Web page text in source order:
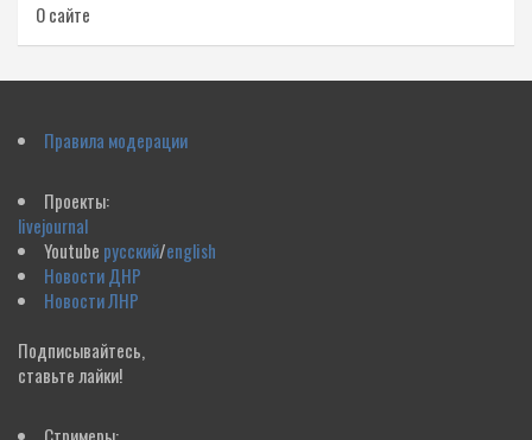
О сайте
Правила модерации
Проекты:
livejournal
Youtube русский/english
Новости ДНР
Новости ЛНР
Подписывайтесь,
ставьте лайки!